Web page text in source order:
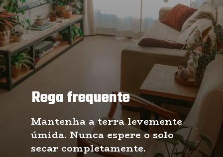
Rega frequente
Mantenha a terra levemente
úmida. Nunca espere o solo
secar completamente.